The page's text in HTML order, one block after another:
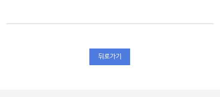
뒤로가기